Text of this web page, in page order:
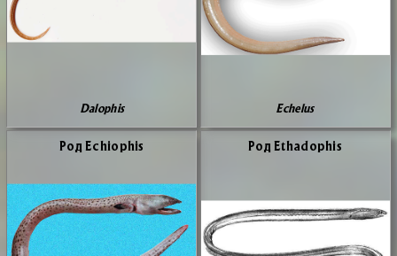
Dalophis Echelus
Род Echiophis Род Ethadophis